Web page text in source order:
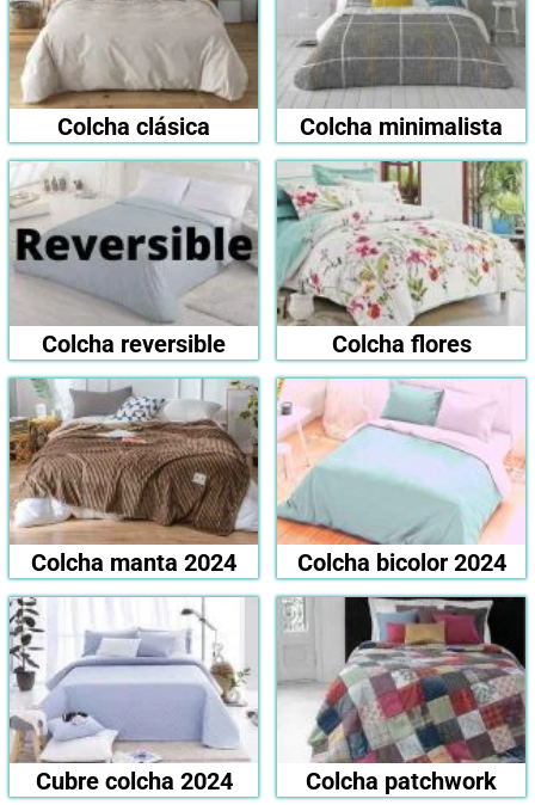
Colcha clásica Colcha minimalista
Colcha reversible Colcha flores
Colcha manta 2024 Colcha bicolor 2024
Cubre colcha 2024 Colcha patchwork